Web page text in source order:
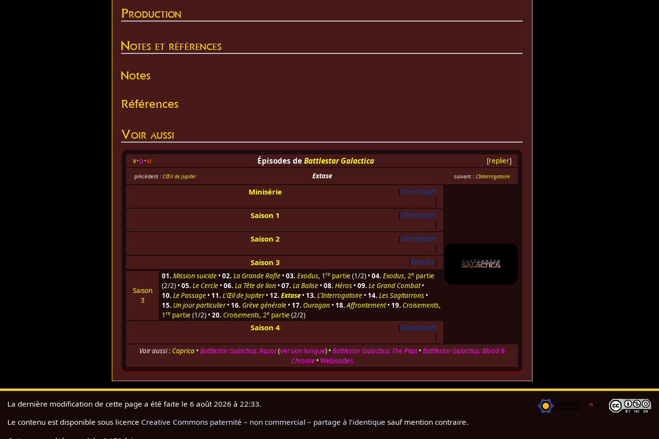
Production
Notes et références
Notes
Références
Voir aussi
[replier]
v d m Épisodes de Battlestar Galactica
précédent : L'Œil de Jupiter Extase suivant : L’Interrogatoire
Développer
Minisérie
Développer
Saison 1
Développer
Saison 2
Réduire
Saison 3
Saison
3
01. Mission suicide• 02. La Grande Rafle• 03. Exodus, 1 repartie (1/2) • 04. Exodus, 2epartie
(2/2) • 05. Le Cercle• 06. La Tête de lion • 07. La Balise• 08. Héros• 09. Le Grand Combat•
10. Le Passage• 11. L'Œil de Jupiter• 12. Extase• 13. L'Interrogatoire• 14. Les Sagitarrons•
15. Un jour particulier• 16. Grève générale• 17. Ouragan • 18. Affrontement• 19. Croisements,
1 repartie (1/2) • 20. Croisements, 2epartie (2/2)
Développer
Saison 4
Voir aussi: Caprica• Battlestar Galactica: Razor(version longue) • Battlestar Galactica: The Plan • Battlestar Galactica: Blood &
Chrome• Webisodes
La dernière modification de cette page a été faite le 6 août 2026 à 22:33.
Le contenu est disponible sous licence Creative Commons paternité – non commercial – partage à l’identique sauf mention contraire.